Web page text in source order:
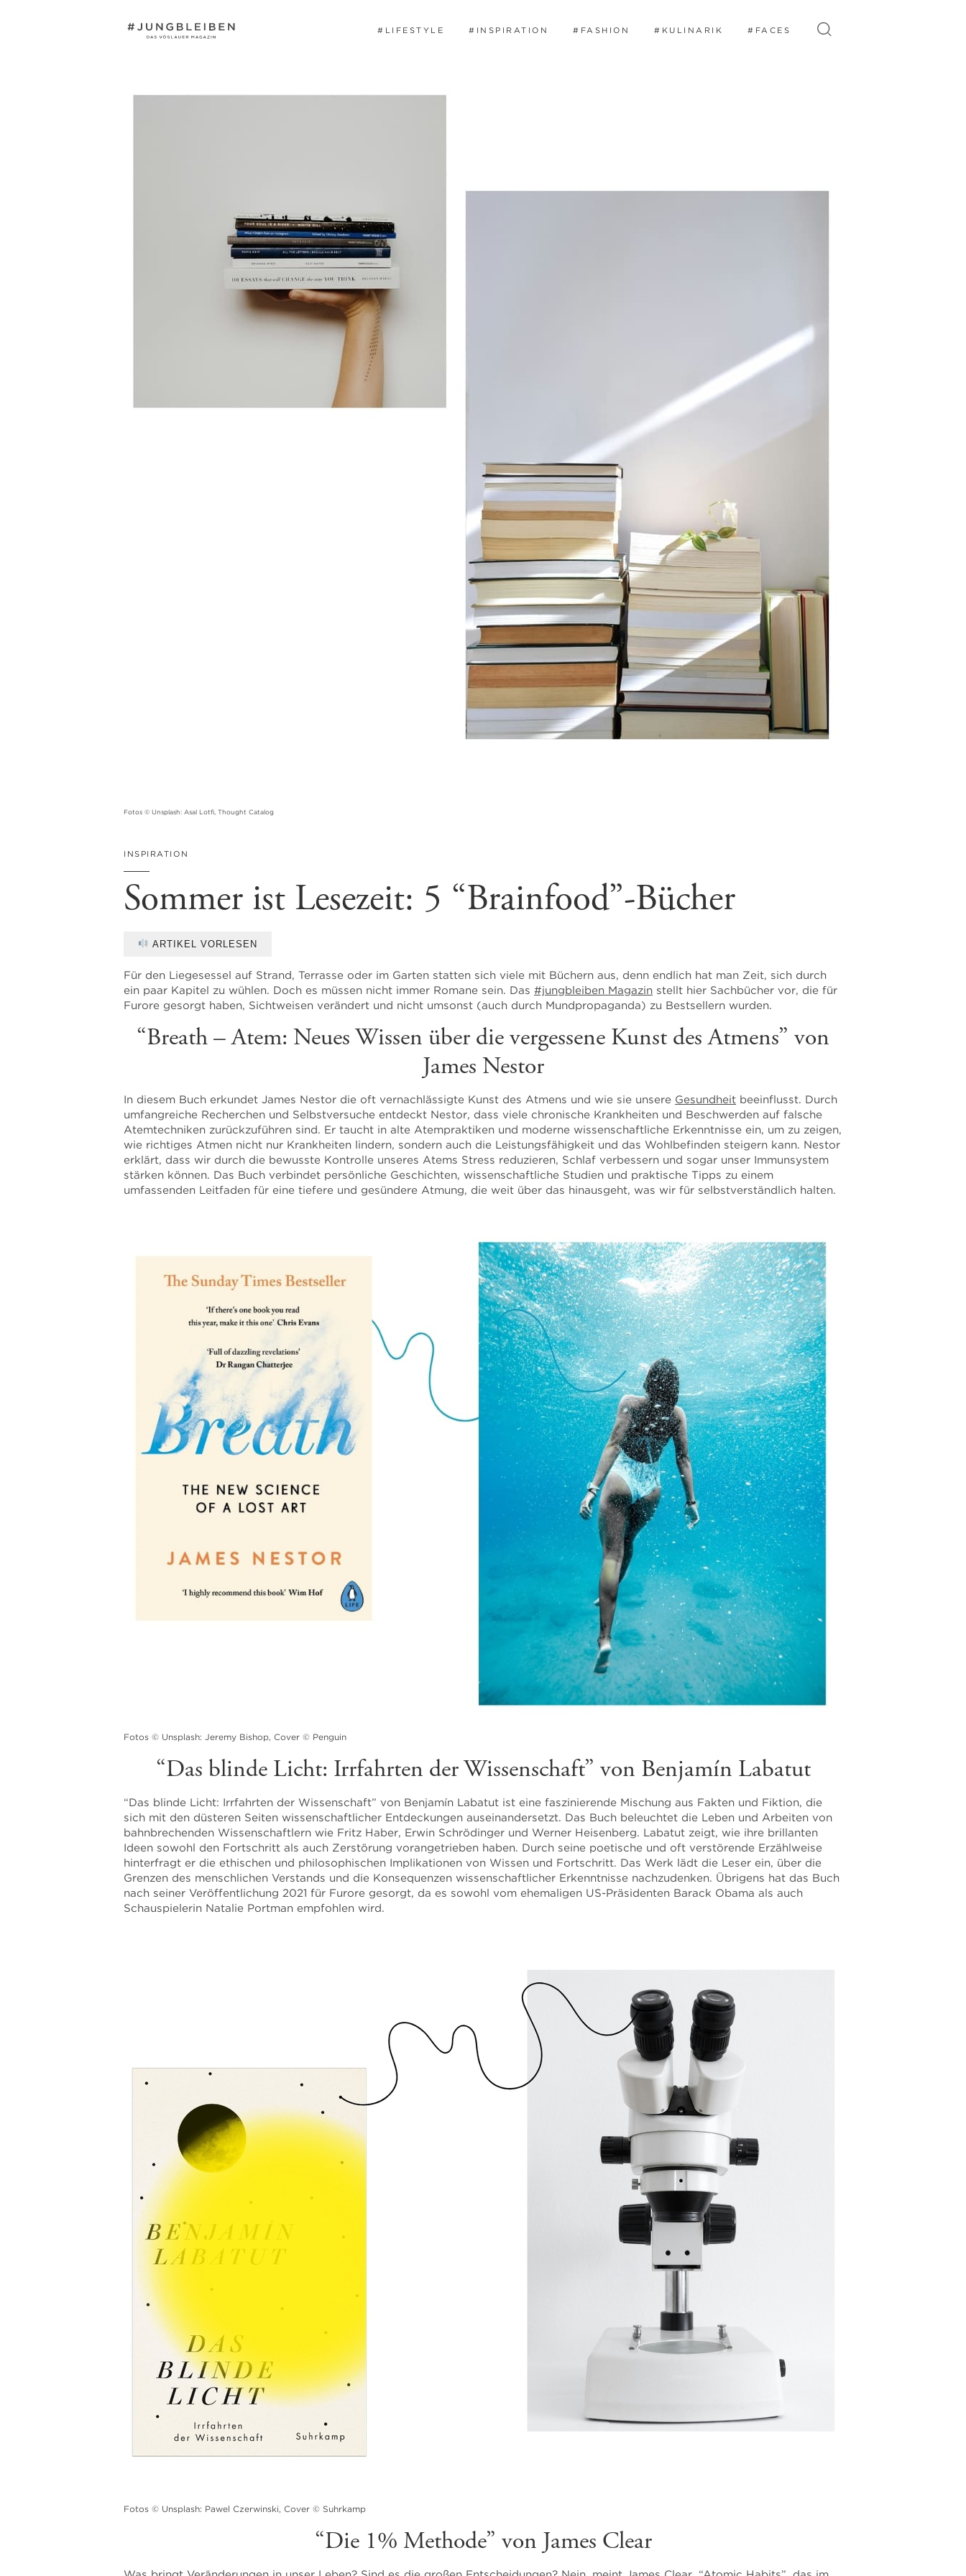
#LIFESTYLE #INSPIRATION #FASHION #KULINARIK #FACES
Fotos © Unsplash: Asal Lotfi, Thought Catalog
INSPIRATION
Sommer ist Lesezeit: 5 “Brainfood”-Bücher
ARTIKEL VORLESEN
Für den Liegesessel auf Strand, Terrasse oder im Garten statten sich viele mit Büchern aus, denn endlich hat man Zeit, sich durch
ein paar Kapitel zu wühlen. Doch es müssen nicht immer Romane sein. Das #jungbleiben Magazin stellt hier Sachbücher vor, die für
Furore gesorgt haben, Sichtweisen verändert und nicht umsonst (auch durch Mundpropaganda) zu Bestsellern wurden.
“Breath – Atem: Neues Wissen über die vergessene Kunst des Atmens” von
James Nestor
In diesem Buch erkundet James Nestor die oft vernachlässigte Kunst des Atmens und wie sie unsere Gesundheit beeinflusst. Durch
umfangreiche Recherchen und Selbstversuche entdeckt Nestor, dass viele chronische Krankheiten und Beschwerden auf falsche
Atemtechniken zurückzuführen sind. Er taucht in alte Atempraktiken und moderne wissenschaftliche Erkenntnisse ein, um zu zeigen,
wie richtiges Atmen nicht nur Krankheiten lindern, sondern auch die Leistungsfähigkeit und das Wohlbefinden steigern kann. Nestor
erklärt, dass wir durch die bewusste Kontrolle unseres Atems Stress reduzieren, Schlaf verbessern und sogar unser Immunsystem
stärken können. Das Buch verbindet persönliche Geschichten, wissenschaftliche Studien und praktische Tipps zu einem
umfassenden Leitfaden für eine tiefere und gesündere Atmung, die weit über das hinausgeht, was wir für selbstverständlich halten.
Fotos © Unsplash: Jeremy Bishop, Cover © Penguin
“Das blinde Licht: Irrfahrten der Wissenschaft” von Benjamín Labatut
“Das blinde Licht: Irrfahrten der Wissenschaft” von Benjamín Labatut ist eine faszinierende Mischung aus Fakten und Fiktion, die
sich mit den düsteren Seiten wissenschaftlicher Entdeckungen auseinandersetzt. Das Buch beleuchtet die Leben und Arbeiten von
bahnbrechenden Wissenschaftlern wie Fritz Haber, Erwin Schrödinger und Werner Heisenberg. Labatut zeigt, wie ihre brillanten
Ideen sowohl den Fortschritt als auch Zerstörung vorangetrieben haben. Durch seine poetische und oft verstörende Erzählweise
hinterfragt er die ethischen und philosophischen Implikationen von Wissen und Fortschritt. Das Werk lädt die Leser ein, über die
Grenzen des menschlichen Verstands und die Konsequenzen wissenschaftlicher Erkenntnisse nachzudenken. Übrigens hat das Buch
nach seiner Veröffentlichung 2021 für Furore gesorgt, da es sowohl vom ehemaligen US-Präsidenten Barack Obama als auch
Schauspielerin Natalie Portman empfohlen wird.
Fotos © Unsplash: Pawel Czerwinski, Cover © Suhrkamp
“Die 1% Methode” von James Clear